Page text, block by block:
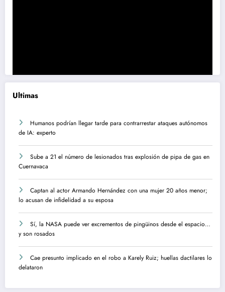
Ultimas
Humanos podrían llegar tarde para contrarrestar ataques autónomos
de IA: experto
Sube a 21 el número de lesionados tras explosión de pipa de gas en
Cuernavaca
Captan al actor Armando Hernández con una mujer 20 años menor;
lo acusan de infidelidad a su esposa
Sí, la NASA puede ver excrementos de pingüinos desde el espacio…
y son rosados
Cae presunto implicado en el robo a Karely Ruiz; huellas dactilares lo
delataron